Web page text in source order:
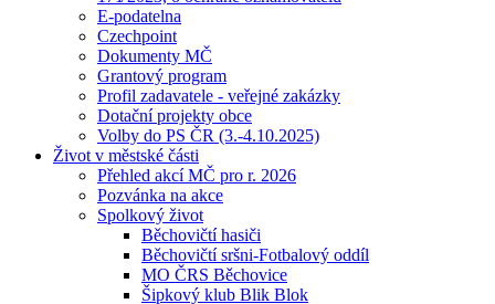
E-podatelna
Czechpoint
Dokumenty MČ
Grantový program
Profil zadavatele - veřejné zakázky
Dotační projekty obce
Volby do PS ČR (3.-4.10.2025)
Život v městské části
Přehled akcí MČ pro r. 2026
Pozvánka na akce
Spolkový život
Běchovičtí hasiči
Běchovičtí sršni-Fotbalový oddíl
MO ČRS Běchovice
Šipkový klub Blik Blok